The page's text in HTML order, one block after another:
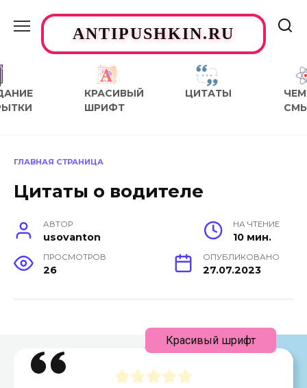
содержаниюANTIPUSHKIN.RU
КРАСИВЫЙ
ШРИФТ
ЦИТАТЫ
ЧЕМ
ГЛАВНАЯ СТРАНИЦА
Цитаты о водителе
АВТОР
usovanton
НА ЧТЕНИЕ
10 мин.
ПРОСМОТРОВ
26
ОПУБЛИКОВАНО
27.07.2023
Красивый шрифт